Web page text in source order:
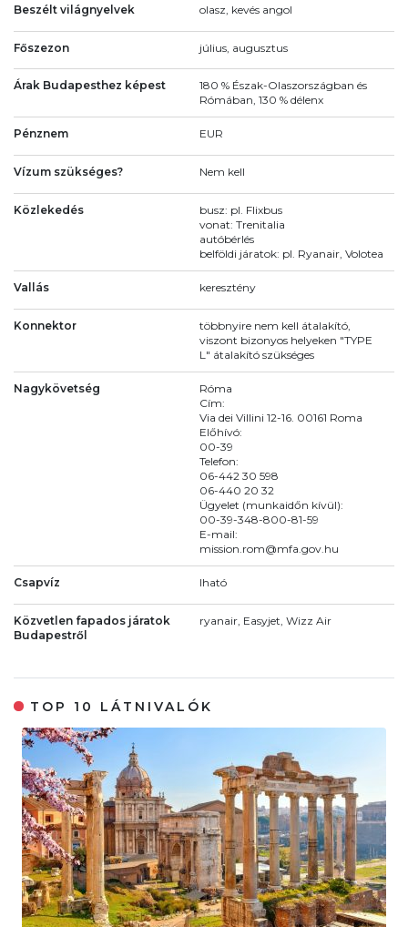
Beszélt világnyelvek olasz, kevés angol
Főszezon július, augusztus
Árak Budapesthez képest
180 % Észak-Olaszországban és
Rómában, 130 % délenx
Pénznem EUR
Vízum szükséges? Nem kell
Közlekedés
busz: pl. Flixbus
vonat: Trenitalia
autóbérlés
belföldi járatok: pl. Ryanair, Volotea
Vallás keresztény
Konnektor
többnyire nem kell átalakító,
viszont bizonyos helyeken "TYPE
L" átalakító szükséges
Nagykövetség
Róma
Cím:
Via dei Villini 12-16. 00161 Roma
Előhívó:
00-39
Telefon:
06-442 30 598
06-440 20 32
Ügyelet (munkaidőn kívül):
00-39-348-800-81-59
E-mail:
mission.rom@mfa.gov.hu
Csapvíz Iható
Közvetlen fapados járatok
Budapestről
ryanair, Easyjet, Wizz Air
TOP 10 LÁTNIVALÓK